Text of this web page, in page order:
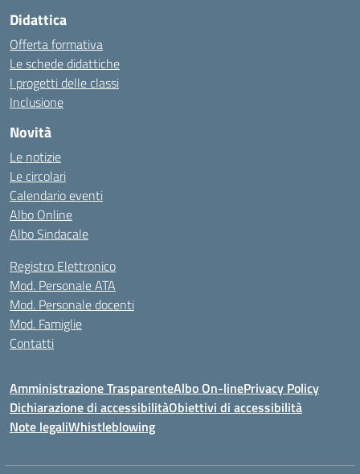
Didattica
Offerta formativa
Le schede didattiche
I progetti delle classi
Inclusione
Novità
Le notizie
Le circolari
Calendario eventi
Albo Online
Albo Sindacale
Registro Elettronico
Mod. Personale ATA
Mod. Personale docenti
Mod. Famiglie
Contatti
Amministrazione TrasparenteAlbo On-linePrivacy Policy
Dichiarazione di accessibilitàObiettivi di accessibilità
Note legaliWhistleblowing